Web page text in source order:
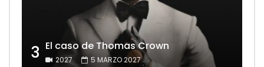
3 El caso de Thomas Crown
2027 5 MARZO 2027